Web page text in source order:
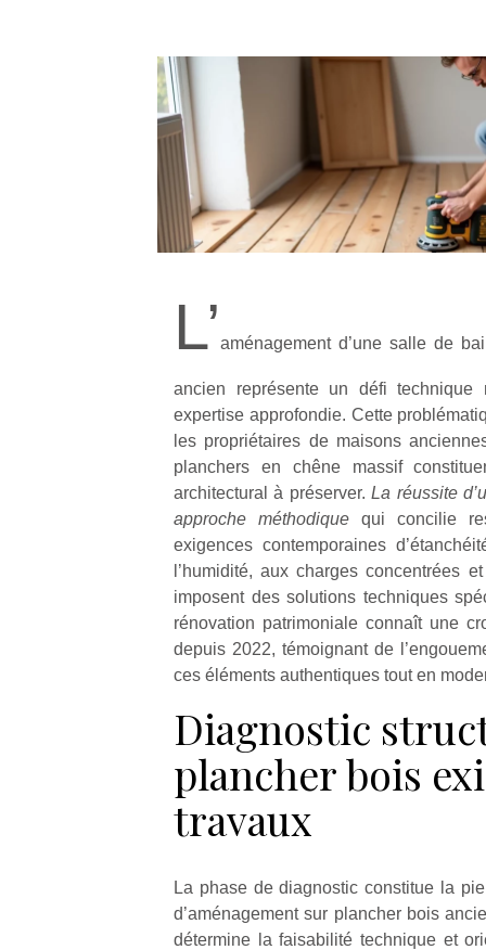
L’aménagement d’une salle de
ancien représente un défi technique
expertise approfondie. Cette
les propriétaires de maisons
planchers en chêne massif
architectural à préserver.La réussite
approche méthodique qui concilie
exigences contemporaines
l’humidité, aux charges concentrées
imposent des solutions techniques
rénovation patrimoniale connaît une
depuis 2022, témoignant de
ces éléments authentiques tout en
Diagnostic
plancher bois
travaux
La phase de diagnostic constitue la
d’aménagement sur plancher bois
détermine la faisabilité technique et